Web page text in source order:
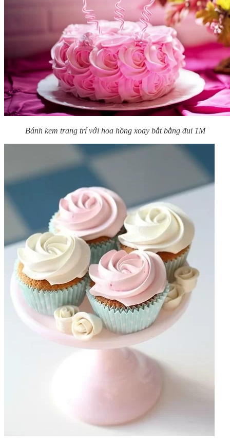
Bánh kem trang trí với hoa hồng xoay bắt bằng đui 1M